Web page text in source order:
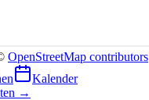
OpenStreetMap contributors
Kalender
→